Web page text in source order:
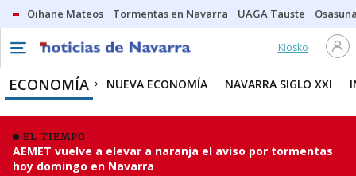
Oihane Mateos Tormentas en Navarra UAGA Tauste
Kiosko
ECONOMÍA NUEVA ECONOMÍA NAVARRA SIGLO XXI
EL TIEMPO
AEMET vuelve a elevar a naranja el aviso por tormentas
hoy domingo en Navarra